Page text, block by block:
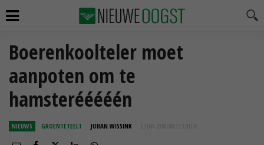
Boerenkoolteler moet
aanpoten om te
hamsterééééén
NIEUWS GROENTETEELT JOHAN WISSINK 03 JAN 2018 OM 13:12